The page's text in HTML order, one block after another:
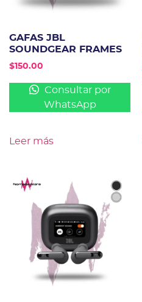
GAFAS JBL
SOUNDGEAR FRAMES
$150.00
Consultar por
WhatsApp
Leer más